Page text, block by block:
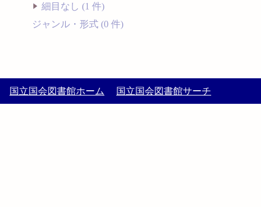
細目なし (1 件)
ジャンル・形式 (0 件)
国立国会図書館ホーム 国立国会図書館サーチ